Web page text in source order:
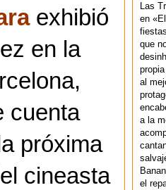
exhibió
en la
cuenta
próxima
cineasta
Las
en
que
al
a la
el